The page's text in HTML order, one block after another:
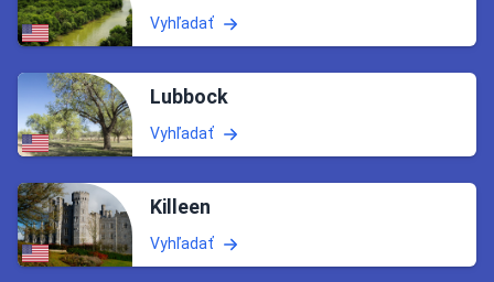
Vyhľadať
Lubbock
Vyhľadať
Killeen
Vyhľadať